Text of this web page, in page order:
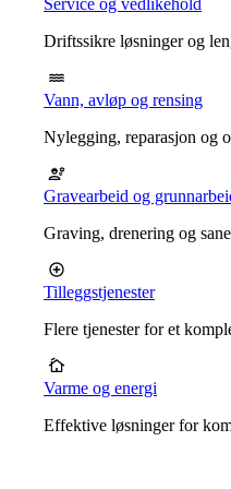
Driftssikre løsninger og
Vann, avløp og rensing
Nylegging, reparasjon og
Gravearbeid og
Graving, drenering og
Tilleggstjenester
Flere tjenester for et
Varme og energi
Effektive løsninger for